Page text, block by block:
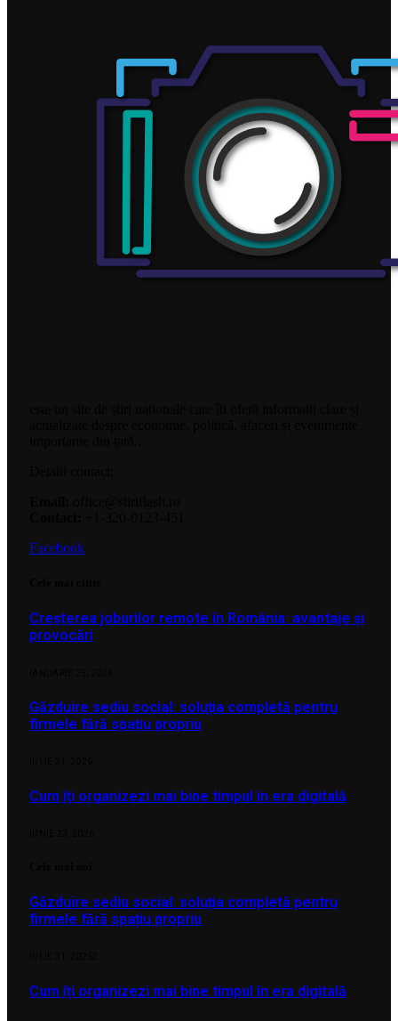
Facebook
Creșterea joburilor remote în România: avantaje și
provocări
Găzduire sediu social: soluția completă pentru
firmele fără spațiu propriu
Cum îți organizezi mai bine timpul în era digitală
Găzduire sediu social: soluția completă pentru
firmele fără spațiu propriu
Cum îți organizezi mai bine timpul în era digitală